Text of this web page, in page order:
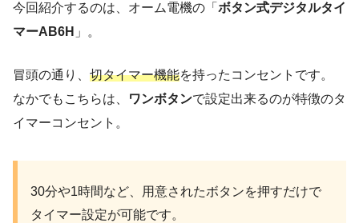
今回紹介するのは、オーム電機の「 ボタン式デジタルタイ
マーAB6H 」。
冒頭の通り、 切タイマー機能を持ったコンセントです。
なかでもこちらは、
ワンボタンで設定出来るのが特徴のタ
イマーコンセント。
30分や1時間など、用意されたボタンを押すだけで
タイマー設定が可能です。